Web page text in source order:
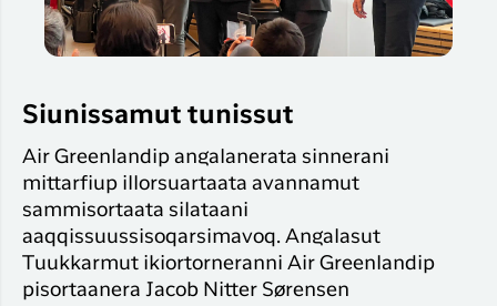
Siunissamut tunissut
Air Greenlandip angalanerata sinnerani
mittarfiup illorsuartaata avannamut
sammisortaata silataani
aaqqissuussisoqarsimavoq. Angalasut
Tuukkarmut ikiortorneranni Air Greenlandip
pisortaanera Jacob Nitter Sørensen